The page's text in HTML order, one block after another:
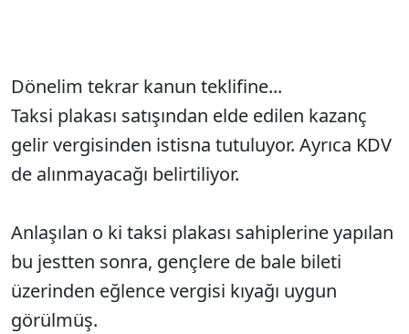
Dönelim tekrar kanun teklifine...
Taksi plakası satışından elde edilen kazanç
gelir vergisinden istisna tutuluyor. Ayrıca KDV
de alınmayacağı belirtiliyor.
Anlaşılan o ki taksi plakası sahiplerine yapılan
bu jestten sonra, gençlere de bale bileti
üzerinden eğlence vergisi kıyağı uygun
görülmüş.